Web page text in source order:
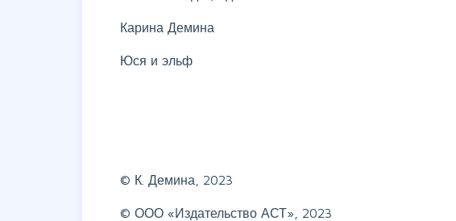
Карина Демина
Юся и эльф
© К. Демина, 2023
© ООО «Издательство АСТ», 2023